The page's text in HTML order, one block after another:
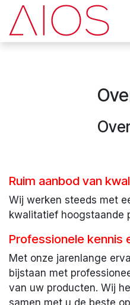
Se rendre au contenu
Ruim aanbod van
Wij werken steeds met
kwalitatief hoogstaande
Professionele kennis
Met onze jarenlange
bijstaan met
van uw producten. Wij
samen met u de beste